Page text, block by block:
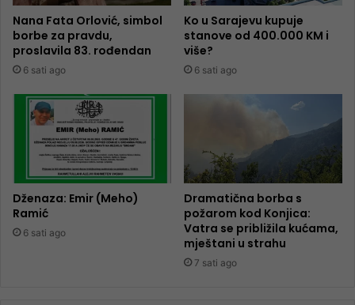
Nana Fata Orlović, simbol
borbe za pravdu,
proslavila 83. rođendan
6 sati ago
Ko u Sarajevu kupuje
stanove od 400.000 KM i
više?
6 sati ago
Dženaza: Emir (Meho)
Ramić
6 sati ago
Dramatična borba s
požarom kod Konjica:
Vatra se približila kućama,
mještani u strahu
7 sati ago